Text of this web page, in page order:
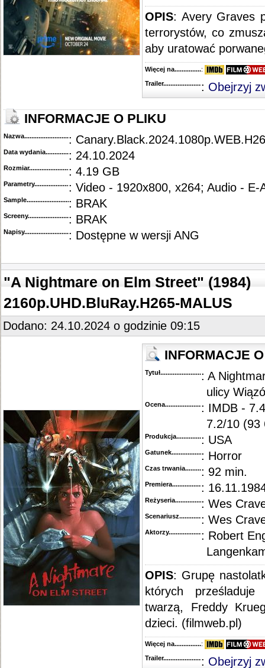
OPIS: Avery Graves
terrorystów, co
aby uratować
Więcej na........................................
:
Trailer...........................................
: Obejrzyj
INFORMACJE O PLIKU
Nazwa.............................................
:
Data wydania......................................
: 24.10.2024
Rozmiar...........................................
: 4.19 GB
Parametry.........................................: Video - 1920x800, x264; Audio - E-
Sample............................................
: BRAK
Screeny...........................................
: BRAK
Napisy............................................: Dostępne w wersji ANG
"A Nightmare on Elm Street" (1984)
2160p.UHD.BluRay.H265-MALUS
Dodano: 24.10.2024 o godzinie 09:15
INFORMACJE
Tytuł............................................
: A
ulicy
Ocena.............................................
: IMDB -
7.2/10 (93
Produkcja.........................................
: USA
Gatunek...........................................
: Horror
Czas trwania......................................
: 92 min.
Premiera..........................................
:
Reżyseria........................................
: Wes
Scenariusz........................................
: Wes
Aktorzy...........................................
: Robert
OPIS: Grupę
których
twarzą, Freddy
dzieci. (filmweb.pl)
Więcej na........................................
:
Trailer...........................................
: Obejrzyj